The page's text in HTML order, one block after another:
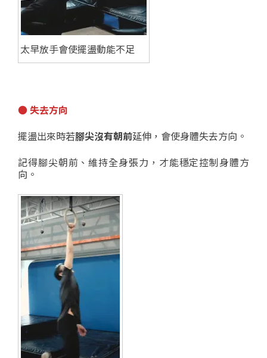
太早放手會使擺盪動能不足
● 失去方向
擺盪出來時若腳尖沒有朝前延伸，會使身體失去方向。
記得腳尖朝前、維持全身張力，才能穩定控制身體方
向。